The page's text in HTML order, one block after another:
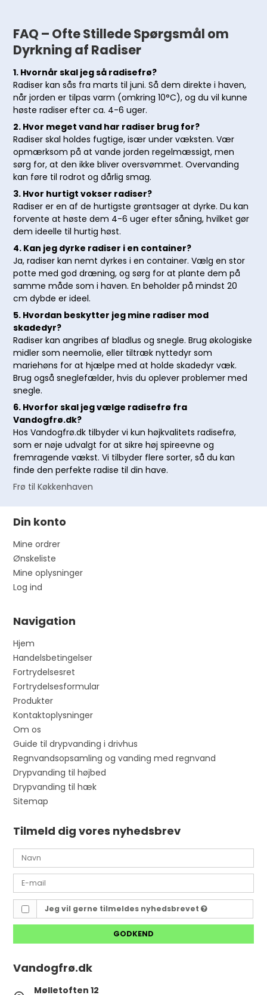
FAQ – Ofte Stillede Spørgsmål om
Dyrkning af Radiser
1. Hvornår skal jeg så radisefrø?
Radiser kan sås fra marts til juni. Så dem direkte i haven,
når jorden er tilpas varm (omkring 10°C), og du vil kunne
høste radiser efter ca. 4-6 uger.
2. Hvor meget vand har radiser brug for?
Radiser skal holdes fugtige, især under væksten. Vær
opmærksom på at vande jorden regelmæssigt, men
sørg for, at den ikke bliver oversvømmet. Overvanding
kan føre til rodrot og dårlig smag.
3. Hvor hurtigt vokser radiser?
Radiser er en af de hurtigste grøntsager at dyrke. Du kan
forvente at høste dem 4-6 uger efter såning, hvilket gør
dem ideelle til hurtig høst.
4. Kan jeg dyrke radiser i en container?
Ja, radiser kan nemt dyrkes i en container. Vælg en stor
potte med god dræning, og sørg for at plante dem på
samme måde som i haven. En beholder på mindst 20
cm dybde er ideel.
5. Hvordan beskytter jeg mine radiser mod
skadedyr?
Radiser kan angribes af bladlus og snegle. Brug økologiske
midler som neemolie, eller tiltræk nyttedyr som
mariehøns for at hjælpe med at holde skadedyr væk.
Brug også sneglefælder, hvis du oplever problemer med
snegle.
6. Hvorfor skal jeg vælge radisefrø fra
Vandogfrø.dk?
Hos Vandogfrø.dk tilbyder vi kun højkvalitets radisefrø,
som er nøje udvalgt for at sikre høj spireevne og
fremragende vækst. Vi tilbyder flere sorter, så du kan
finde den perfekte radise til din have.
Frø til Køkkenhaven
Din konto
Mine ordrer
Ønskeliste
Mine oplysninger
Log ind
Navigation
Hjem
Handelsbetingelser
Fortrydelsesret
Fortrydelsesformular
Produkter
Kontaktoplysninger
Om os
Guide til drypvanding i drivhus
Regnvandsopsamling og vanding med regnvand
Drypvanding til højbed
Drypvanding til hæk
Sitemap
Tilmeld dig vores nyhedsbrev
Jeg vil gerne tilmeldes nyhedsbrevet
GODKEND
Vandogfrø.dk
Mølletoften 12